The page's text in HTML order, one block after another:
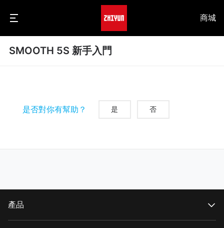
商城
SMOOTH 5S 新手入門
是否對你有幫助？ 是 否
產品